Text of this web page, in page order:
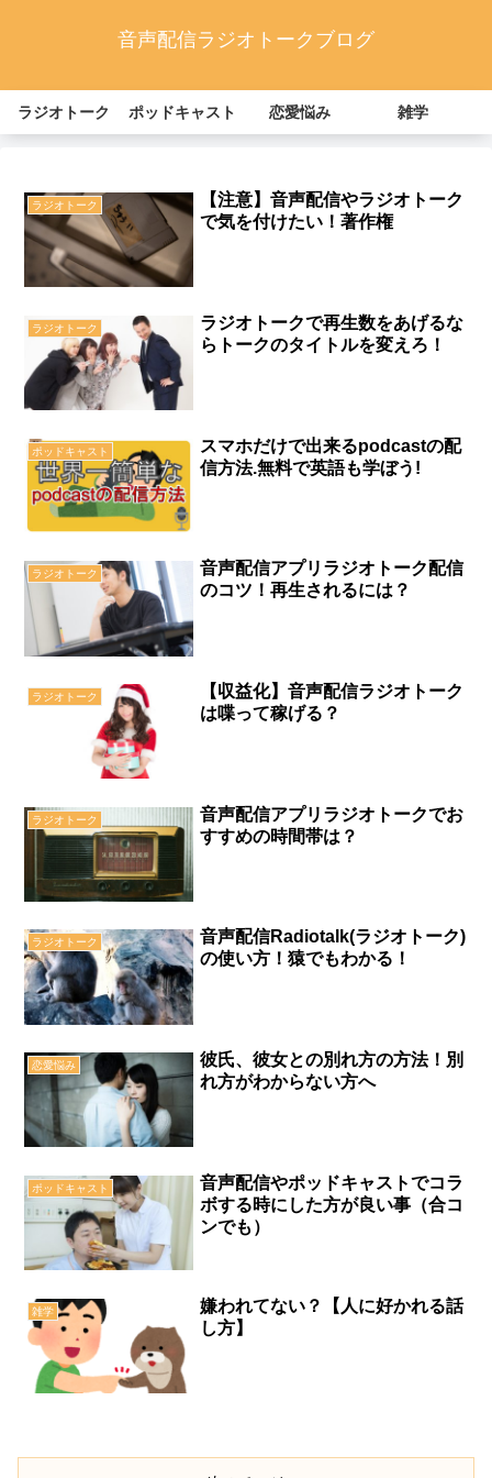
音声配信ラジオトークブログ
ラジオトーク ポッドキャスト 恋愛悩み 雑学
ラジオトーク
【注意】音声配信やラジオトーク
で気を付けたい！著作権
ラジオトーク
ラジオトークで再生数をあげるな
らトークのタイトルを変えろ！
ポッドキャスト
スマホだけで出来るpodcastの配
信方法.無料で英語も学ぼう!
ラジオトーク
音声配信アプリラジオトーク配信
のコツ！再生されるには？
ラジオトーク
【収益化】音声配信ラジオトーク
は喋って稼げる？
ラジオトーク
音声配信アプリラジオトークでお
すすめの時間帯は？
ラジオトーク
音声配信Radiotalk(ラジオトーク)
の使い方！猿でもわかる！
恋愛悩み
彼氏、彼女との別れ方の方法！別
れ方がわからない方へ
ポッドキャスト
音声配信やポッドキャストでコラ
ボする時にした方が良い事（合コ
ンでも）
雑学
嫌われてない？【人に好かれる話
し方】